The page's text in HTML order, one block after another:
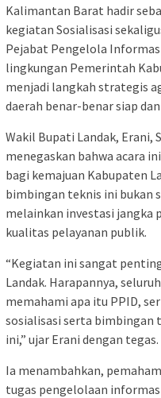
Kalimantan Barat hadir
kegiatan Sosialisasi
Pejabat Pengelola
lingkungan Pemerintah
menjadi langkah strategis
daerah benar-benar siap
Wakil Bupati Landak, Erani,
menegaskan bahwa acara
bagi kemajuan Kabupaten
bimbingan teknis ini bukan
melainkan investasi jangka
kualitas pelayanan publik.
“Kegiatan ini sangat
Landak. Harapannya,
memahami apa itu PPID,
sosialisasi serta bimbingan
ini,” ujar Erani dengan tegas.
Ia menambahkan,
tugas pengelolaan